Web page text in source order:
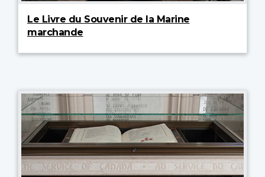
Le Livre du Souvenir de la Marine
marchande